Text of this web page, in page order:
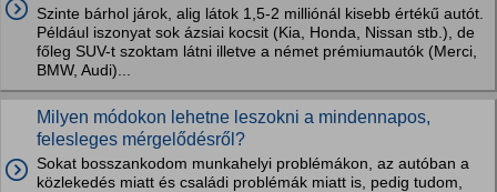
Szinte bárhol járok, alig látok 1,5-2 milliónál kisebb értékű autót.
Például iszonyat sok ázsiai kocsit (Kia, Honda, Nissan stb.), de
főleg SUV-t szoktam látni illetve a német prémiumautók (Merci,
BMW, Audi)...
Milyen módokon lehetne leszokni a mindennapos,
felesleges mérgelődésről?
Sokat bosszankodom munkahelyi problémákon, az autóban a
közlekedés miatt és családi problémák miatt is, pedig tudom,